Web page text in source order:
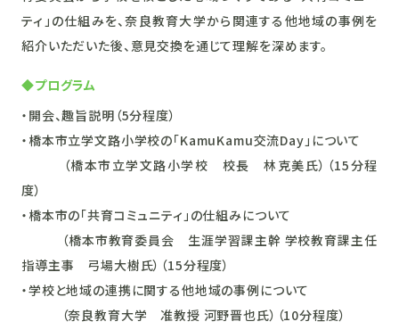
ティ」の仕組みを、奈良教育大学から関連する他地域の事例を
紹介いただいた後、意見交換を通じて理解を深めます。
◆プログラム
・開会、趣旨説明（5分程度）
・橋本市立学文路小学校の「KamuKamu交流Day」について
（橋本市立学文路小学校 校長 林克美氏）（15分程
度）
・橋本市の「共育コミュニティ」の仕組みについて
（橋本市教育委員会 生涯学習課主幹 学校教育課主任
指導主事 弓場大樹氏）（15分程度）
・学校と地域の連携に関する他地域の事例について
（奈良教育大学 准教授 河野晋也氏）（10分程度）